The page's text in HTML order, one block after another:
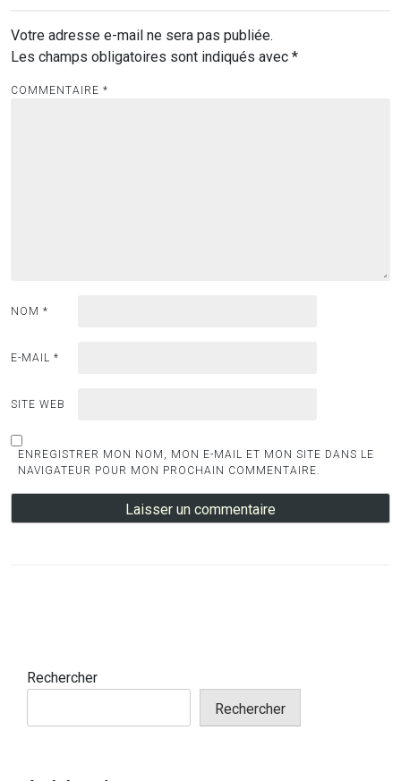
Votre adresse e-mail ne sera pas publiée.
Les champs obligatoires sont indiqués avec *
COMMENTAIRE *
NOM *
E-MAIL *
SITE WEB
ENREGISTRER MON NOM, MON E-MAIL ET MON SITE DANS LE
NAVIGATEUR POUR MON PROCHAIN COMMENTAIRE.
Rechercher
Rechercher